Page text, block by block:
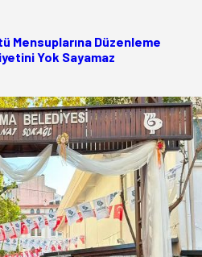
Mensuplarına Düzenleme
Yok Sayamaz